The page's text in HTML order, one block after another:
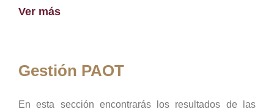
Ver más
Gestión PAOT
En esta sección encontrarás los resultados de las